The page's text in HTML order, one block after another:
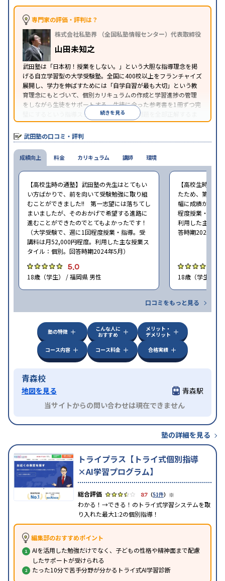
専門家の評価・評判は？
株式会社私塾界 （全国私塾情報センター）代表取締役
山田未知之
武田塾は「日本初！授業をしない。」という大胆な指導理念を掲
げる自立学習型の大学受験塾。全国に400校以上をフランチャイズ
展開し、学力を伸ばすためには「自学自習が最も大切」という教
育理念にもとづいて、個別カリキュラムの作成と学習進捗の管理
をしながら生徒をサポートする。生徒に合った参考書を1冊ずつ完
璧にするという指導スタイルで、参考書の問題を全部正解するま
で繰り返し問題を解くことで偏差値をあげるという手法を取って
いる。
続きを見る
武田塾の口コミ・評判
成績向上
【高校生時の通塾】武田塾の先生はとてもい
い方ばかりで、前を向いて受験勉強に取り組
むことができました!! 第一志望には落ちてし
まいましたが、そのおかげで希望する進路に
進むことができたのでとてもよかったです！
（大学受験で、週に1回程度授業・指導。受
講料は月52,000円程度。利用した主な授業ス
タイル：個別。回答時期2024年5月）
5.0
18歳（学生） / 福岡県 男性
【高校生時の通
たため、第一志
幅に成績が向上
程度授業・指導
利用した主な授
答時期2024年5
18歳（学生） /
口コミをもっと見る
料金 カリキュラム 講師 環境
塾の特徴
こんな人に
おすすめ
メリット・
デメリット
コース内容
コース料金 合格実績
青森校
地図を見る
青森駅
当サイトからの問い合わせは現在できません
塾の詳細を見る
トライプラス【トライ式個別指導
×AI学習プログラム】
3.7 （51件） ※
わかる！→できる！のトライ式学習システムを取
り入れた最大1:2の個別指導！
編集部のおすすめポイント
AIを活用した勉強だけでなく、子どもの性格や精神面まで配慮
したサポートが受けられる
たった10分で苦手分野が分かるトライ式AI学習診断